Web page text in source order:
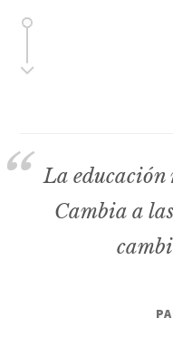
La educación
Cambia a